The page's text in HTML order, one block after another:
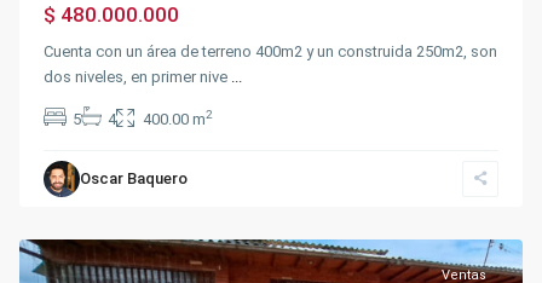
$ 480.000.000
Cuenta con un área de terreno 400m2 y un construida 250m2, son
dos niveles, en primer nive
5 4 400.00 m2
Oscar Baquero
Silvania
Urbano
Ventas